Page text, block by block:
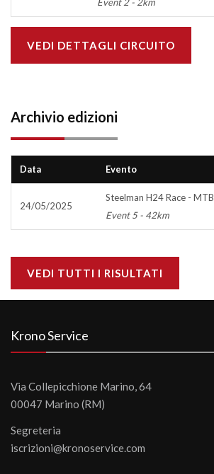
VEDI DETTAGLI CIRCUITO
Archivio edizioni
Data Evento
24/05/2025
Steelman H24 Race - MTB
Event 5 - 42km
VEDI TUTTI I RISULTATI
Krono Service
Via Collepicchione Marino, 64
00047 Marino (RM)
Segreteria
iscrizioni@kronoservice.com